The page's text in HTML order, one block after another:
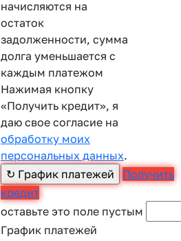
начисляются на
остаток
задолженности, сумма
долга уменьшается с
каждым платежом
Нажимая кнопку
«Получить кредит», я
даю свое согласие на
обработку моих
персональных данных.
Получить
кредит
оставьте это поле пустым
График платежей